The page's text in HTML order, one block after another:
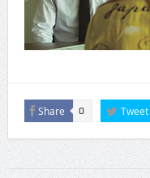
Share 0 Tweet